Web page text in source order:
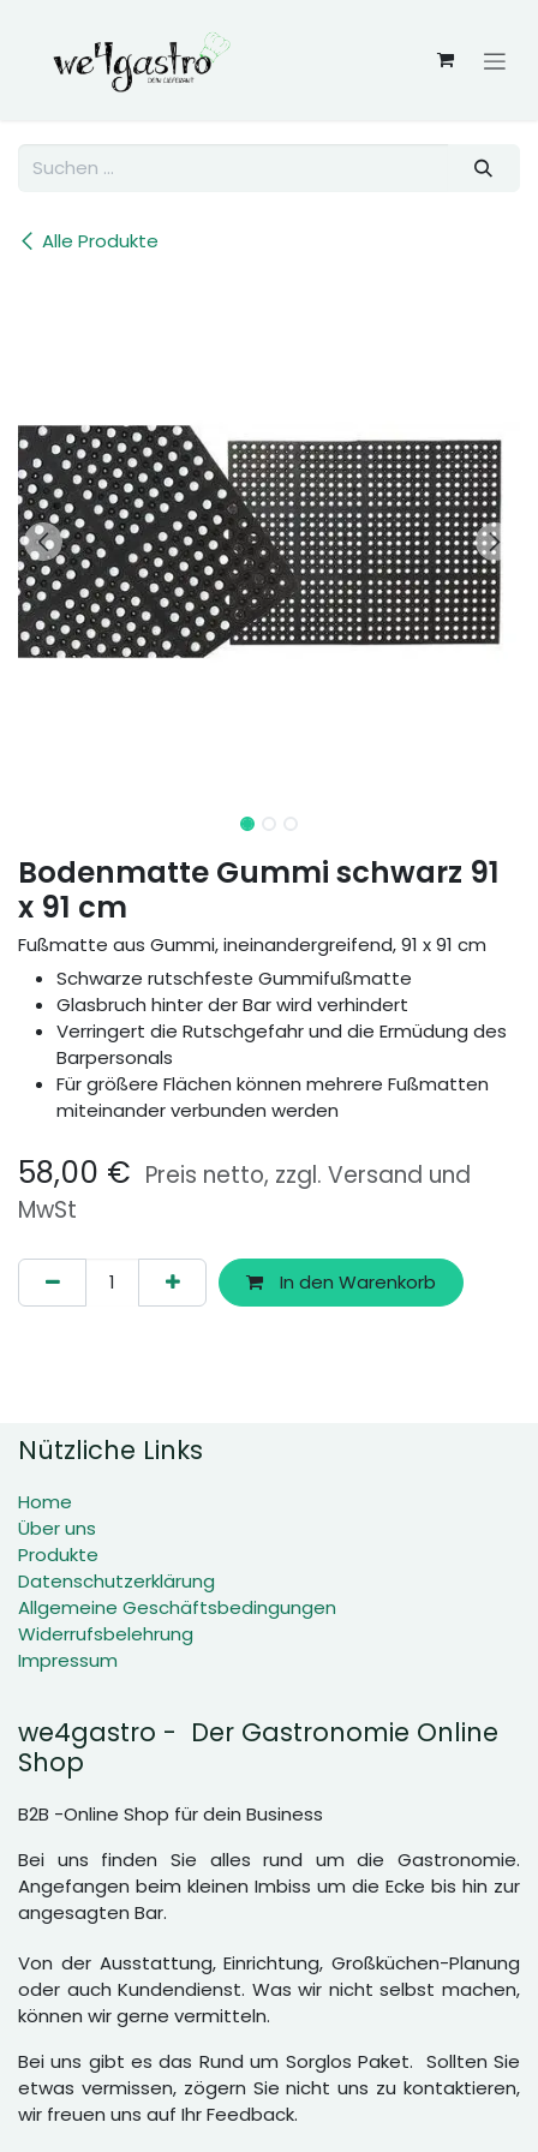
Alle Produkte
Bodenmatte Gummi schwarz 91
x 91 cm
Fußmatte aus Gummi, ineinandergreifend, 91 x 91 cm
Schwarze rutschfeste Gummifußmatte
Glasbruch hinter der Bar wird verhindert
Verringert die Rutschgefahr und die Ermüdung des
Barpersonals
Für größere Flächen können mehrere Fußmatten
miteinander verbunden werden
58,00 € Preis netto, zzgl. Versand und
MwSt
In den Warenkorb
Nützliche Links
Home
Über uns
Produkte
Datenschutzerklärung
Allgemeine Geschäftsbedingungen
Widerrufsbelehrung
Impressum
we4gastro - Der Gastronomie Online
Shop
B2B -Online Shop für dein Business
Bei uns finden Sie alles rund um die Gastronomie.
Angefangen beim kleinen Imbiss um die Ecke bis hin zur
angesagten Bar.
Von der Ausstattung, Einrichtung, Großküchen-Planung
oder auch Kundendienst. Was wir nicht selbst machen,
können wir gerne vermitteln.
Bei uns gibt es das Rund um Sorglos Paket. Sollten Sie
etwas vermissen, zögern Sie nicht uns zu kontaktieren,
wir freuen uns auf Ihr Feedback.